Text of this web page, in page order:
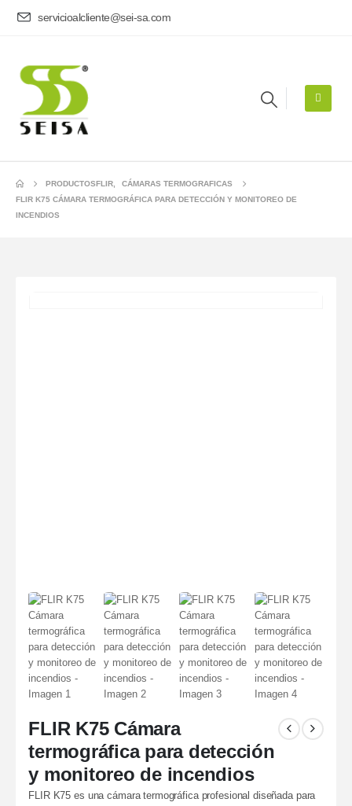
servicioalcliente@sei-sa.com
PRODUCTOSFLIR,
CÁMARAS TERMOGRAFICAS
FLIR K75 CÁMARA TERMOGRÁFICA PARA DETECCIÓN Y MONITOREO DE
INCENDIOS
FLIR K75 Cámara
termográfica para detección
y monitoreo de incendios
FLIR K75 es una cámara termográfica profesional diseñada para